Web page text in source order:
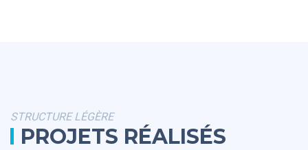
STRUCTURE LÉGÈRE
PROJETS RÉALISÉS